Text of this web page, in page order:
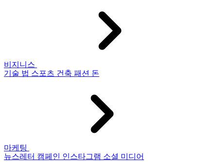
비지니스
기술 법 스포츠 건축 패션 돈
마케팅
뉴스레터 캠페인 인스타그램 소셜 미디어